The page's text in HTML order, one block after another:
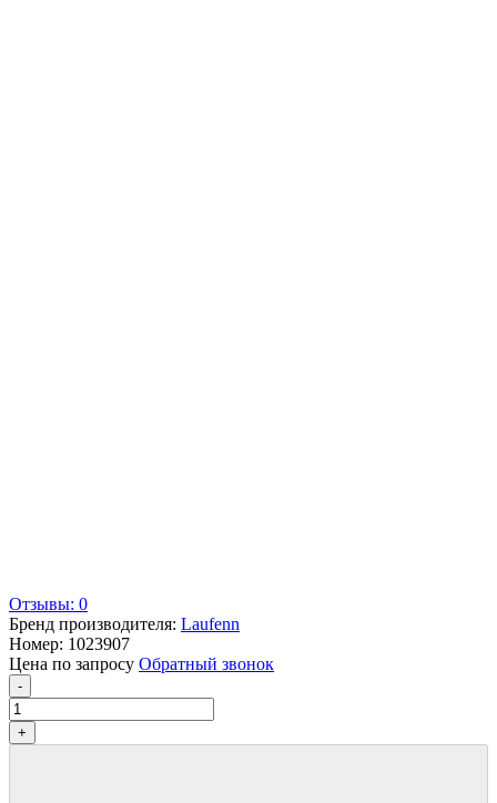
Отзывы: 0
Бренд производителя: Laufenn
Номер: 1023907
Цена по запросу Обратный звонок
-
+